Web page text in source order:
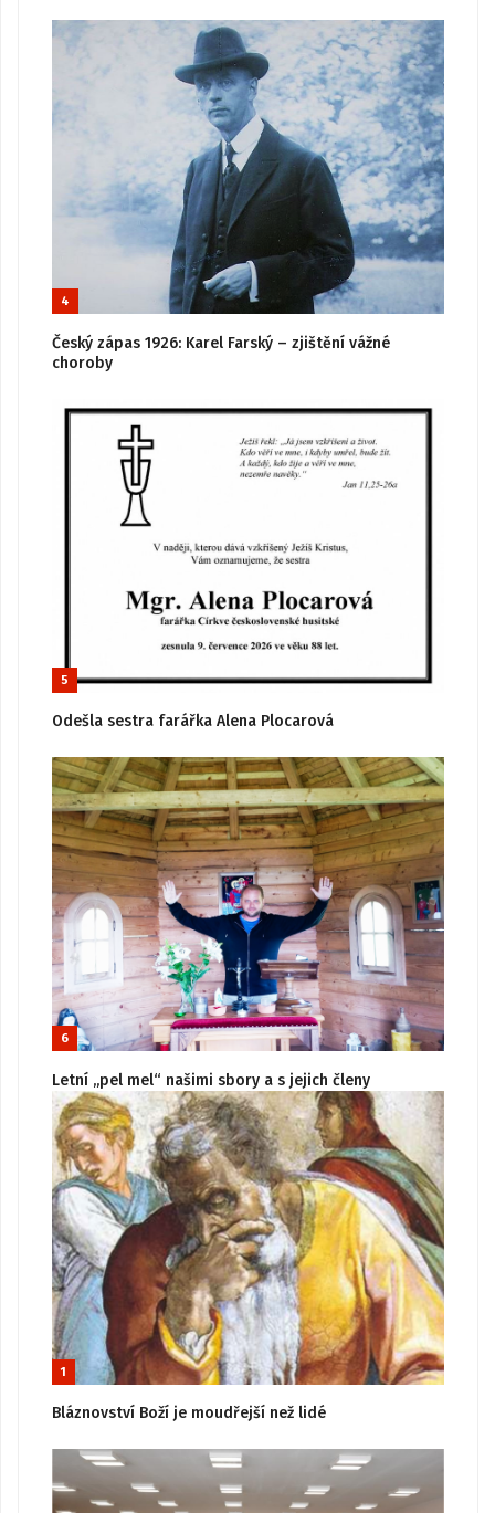
4
Český zápas 1926: Karel Farský – zjištění vážné
choroby
5
Odešla sestra farářka Alena Plocarová
6
Letní „pel mel“ našimi sbory a s jejich členy
1
Bláznovství Boží je moudřejší než lidé